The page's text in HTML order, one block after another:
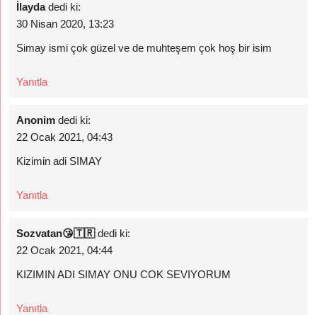
İlayda dedi ki:
30 Nisan 2020, 13:23
Simay ismi çok güzel ve de muhteşem çok hoş bir isim
Yanıtla
Anonim dedi ki:
22 Ocak 2021, 04:43
Kizimin adi SIMAY
Yanıtla
Sozvatan😘🇹🇷 dedi ki:
22 Ocak 2021, 04:44
KIZIMIN ADI SIMAY ONU COK SEVIYORUM
Yanıtla